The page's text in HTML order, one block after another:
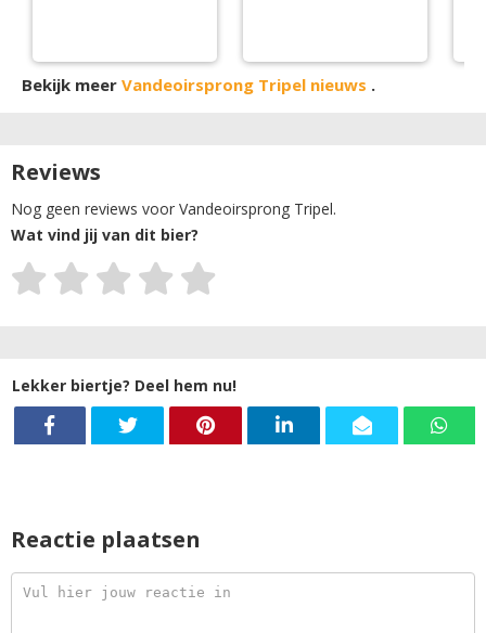
Bekijk meer Vandeoirsprong Tripel nieuws .
Reviews
Nog geen reviews voor Vandeoirsprong Tripel.
Wat vind jij van dit bier?
Lekker biertje? Deel hem nu!
Reactie plaatsen